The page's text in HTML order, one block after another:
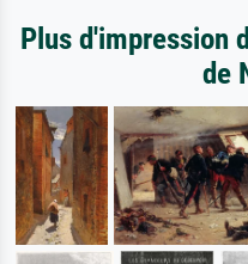
Plus d'impression
de